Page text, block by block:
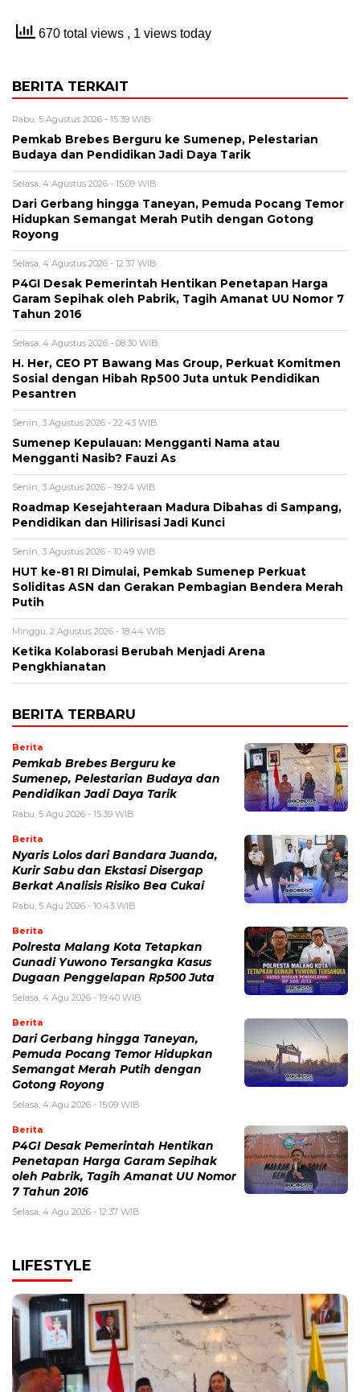
670 total views , 1 views today
BERITA TERKAIT
Rabu, 5 Agustus 2026 - 15:39 WIB
Pemkab Brebes Berguru ke Sumenep, Pelestarian
Budaya dan Pendidikan Jadi Daya Tarik
Selasa, 4 Agustus 2026 - 15:09 WIB
Dari Gerbang hingga Taneyan, Pemuda Pocang Temor
Hidupkan Semangat Merah Putih dengan Gotong
Royong
Selasa, 4 Agustus 2026 - 12:37 WIB
P4GI Desak Pemerintah Hentikan Penetapan Harga
Garam Sepihak oleh Pabrik, Tagih Amanat UU Nomor 7
Tahun 2016
Selasa, 4 Agustus 2026 - 08:30 WIB
H. Her, CEO PT Bawang Mas Group, Perkuat Komitmen
Sosial dengan Hibah Rp500 Juta untuk Pendidikan
Pesantren
Senin, 3 Agustus 2026 - 22:43 WIB
Sumenep Kepulauan: Mengganti Nama atau
Mengganti Nasib? Fauzi As
Senin, 3 Agustus 2026 - 19:24 WIB
Roadmap Kesejahteraan Madura Dibahas di Sampang,
Pendidikan dan Hilirisasi Jadi Kunci
Senin, 3 Agustus 2026 - 10:49 WIB
HUT ke-81 RI Dimulai, Pemkab Sumenep Perkuat
Soliditas ASN dan Gerakan Pembagian Bendera Merah
Putih
Minggu, 2 Agustus 2026 - 18:44 WIB
Ketika Kolaborasi Berubah Menjadi Arena
Pengkhianatan
BERITA TERBARU
Berita
Pemkab Brebes Berguru ke
Sumenep, Pelestarian Budaya dan
Pendidikan Jadi Daya Tarik
Rabu, 5 Agu 2026 - 15:39 WIB
Berita
Nyaris Lolos dari Bandara Juanda,
Kurir Sabu dan Ekstasi Disergap
Berkat Analisis Risiko Bea Cukai
Rabu, 5 Agu 2026 - 10:43 WIB
Berita
Polresta Malang Kota Tetapkan
Gunadi Yuwono Tersangka Kasus
Dugaan Penggelapan Rp500 Juta
Selasa, 4 Agu 2026 - 19:40 WIB
Berita
Dari Gerbang hingga Taneyan,
Pemuda Pocang Temor Hidupkan
Semangat Merah Putih dengan
Gotong Royong
Selasa, 4 Agu 2026 - 15:09 WIB
Berita
P4GI Desak Pemerintah Hentikan
Penetapan Harga Garam Sepihak
oleh Pabrik, Tagih Amanat UU Nomor
7 Tahun 2016
Selasa, 4 Agu 2026 - 12:37 WIB
LIFESTYLE